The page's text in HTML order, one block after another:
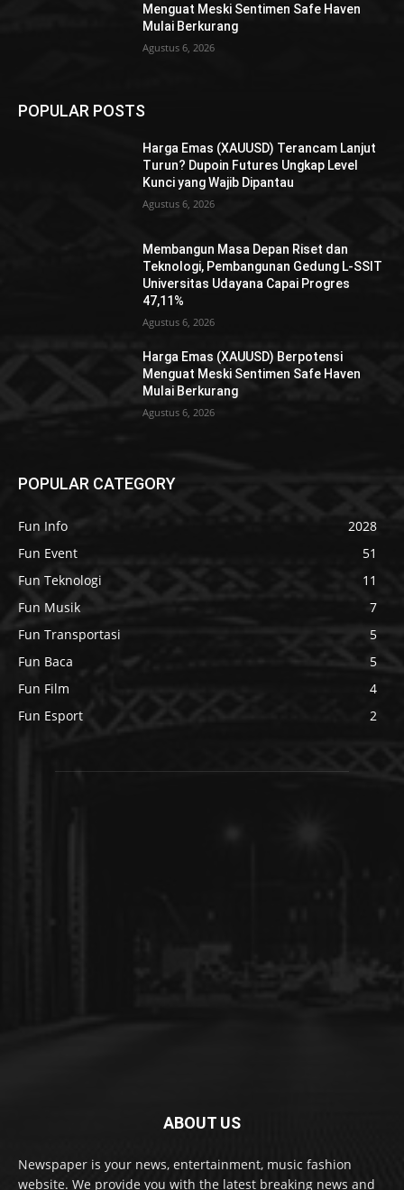
Menguat Meski Sentimen Safe Haven
Mulai Berkurang
Agustus 6, 2026
POPULAR POSTS
Harga Emas (XAUUSD) Terancam Lanjut
Turun? Dupoin Futures Ungkap Level
Kunci yang Wajib Dipantau
Agustus 6, 2026
Membangun Masa Depan Riset dan
Teknologi, Pembangunan Gedung L-SSIT
Universitas Udayana Capai Progres
47,11%
Agustus 6, 2026
Harga Emas (XAUUSD) Berpotensi
Menguat Meski Sentimen Safe Haven
Mulai Berkurang
Agustus 6, 2026
POPULAR CATEGORY
Fun Info
2028
Fun Event
51
Fun Teknologi
11
Fun Musik
7
Fun Transportasi
5
Fun Baca
5
Fun Film
4
Fun Esport
2
ABOUT US
Newspaper is your news, entertainment, music fashion
website. We provide you with the latest breaking news and